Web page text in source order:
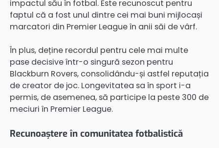
impactul său în fotbal. Este recunoscut pentru
faptul că a fost unul dintre cei mai buni mijlocași
marcatori din Premier League în anii săi de vârf.
În plus, deține recordul pentru cele mai multe
pase decisive într-o singură sezon pentru
Blackburn Rovers, consolidându-și astfel reputația
de creator de joc. Longevitatea sa în sport i-a
permis, de asemenea, să participe la peste 300 de
meciuri în Premier League.
Recunoaștere în comunitatea fotbalistică